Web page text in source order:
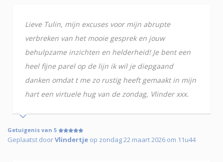
Lieve Tulin, mijn excuses voor mijn abrupte
verbreken van het mooie gesprek en jouw
behulpzame inzichten en helderheid! Je bent een
heel fijne parel op de lijn ik wil je diepgaand
danken omdat t me zo rustig heeft gemaakt in mijn
hart een virtuele hug van de zondag, Vlinder xxx.
Getuigenis van 5
Geplaatst doorVlindertje op zondag 22 maart 2026 om 11u44